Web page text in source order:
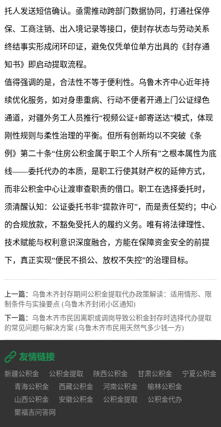
托人发送短信确认。亟需推动跨部门数据协同，打通社保停
保、工商注销、出入境记录等接口，使封存状态与劳动关系
终结事实形成闭环印证，避免仅凭单位单方出具的《封存通
知书》即启动提取流程。
值得强调的是，合法性不等于便利性。乌鲁木齐中心近年持
续优化服务，如对身患重病、行动不便者开通上门公证绿色
通道，对疆外务工人员推行“视频公证+邮寄送达”模式，体现
刚性规则与柔性治理的平衡。但所有创新均以不突破《条
例》第二十条“住房公积金属于职工个人所有”之根本属性为底
线——委托代办的本质，是职工行使其财产权的延伸方式，
而非公积金中心让渡审查职责的借口。职工在选择委托时，
须清醒认知：公证委托书非“提款许可”，而是责任契约；中心
的合规放款，不豁免受托人的履约义务。唯有将法律理性、
技术赋能与权利意识深度融合，方能在保障资金安全的前提
下，真正实现“便民不损公、放权不失控”的治理目标。
上一篇： 乌鲁木齐封存期间公积金提取代办政策解读：适用情形、限
制条件与实操要点 (乌鲁木齐封闭小区通知)
下一篇： 乌鲁木齐市民因离职或调岗导致公积金封存时选择代办提取
的常见问题与解决方案 (乌鲁木齐市民用天然气多少钱一方)
新疆公积金 公积金提取 陕西公积金 甘肃公积金
宁夏公积金
青海公积金
西藏公积金 河南公积金
榆林公积金
山西公积金
安徽公积金 公积金提取
公积金代办
聚福吉问答网